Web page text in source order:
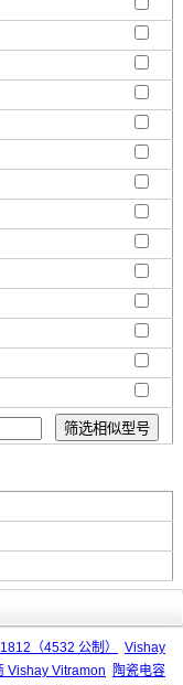
（4532 公制）
Vishay
Vishay Vitramon
陶瓷电容